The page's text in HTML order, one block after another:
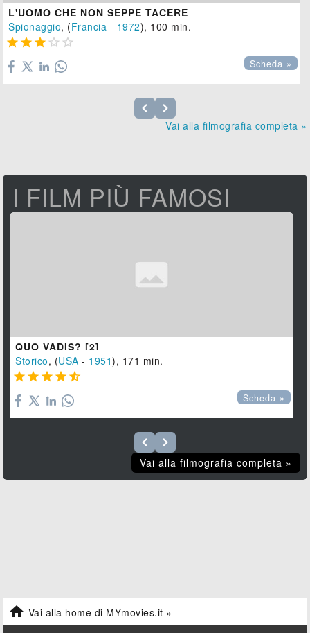
L'UOMO CHE NON SEPPE TACERE
Spionaggio, (Francia - 1972), 100 min.
    
Scheda »
Vai alla filmografia completa »
I FILM PIÙ FAMOSI
QUO VADIS? [2]
Storico, (USA - 1951), 171 min.
    
Scheda »
Vai alla filmografia completa »
 Vai alla home di MYmovies.it »